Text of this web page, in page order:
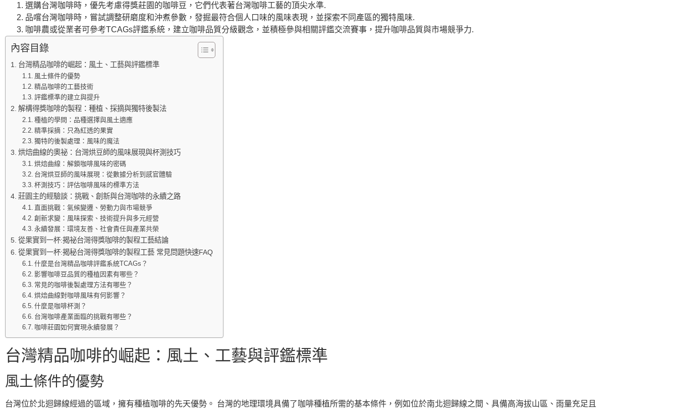
選購台灣咖啡時，優先考慮得獎莊園的咖啡豆，它們代表著台灣咖啡工藝的頂尖水準.
品嚐台灣咖啡時，嘗試調整研磨度和沖煮參數，發掘最符合個人口味的風味表現，並探索不同產區的獨特風味.
咖啡農或從業者可參考TCAGs評鑑系統，建立咖啡品質分級觀念，並積極參與相關評鑑交流賽事，提升咖啡品質與市場競爭力.
內容目錄
台灣精品咖啡的崛起：風土、工藝與評鑑標準
風土條件的優勢
精品咖啡的工藝技術
評鑑標準的建立與提升
解構得獎咖啡的製程：種植、採摘與獨特後製法
種植的學問：品種選擇與風土適應
精準採摘：只為紅透的果實
獨特的後製處理：風味的魔法
烘焙曲線的奧祕：台灣烘豆師的風味展現與杯測技巧
烘焙曲線：解鎖咖啡風味的密碼
台灣烘豆師的風味展現：從數據分析到感官體驗
杯測技巧：評估咖啡風味的標準方法
莊園主的經驗談：挑戰、創新與台灣咖啡的永續之路
直面挑戰：氣候變遷、勞動力與市場競爭
創新求變：風味探索、技術提升與多元經營
永續發展：環境友善、社會責任與產業共榮
從果實到一杯:揭祕台灣得獎咖啡的製程工藝結論
從果實到一杯:揭秘台灣得獎咖啡的製程工藝 常見問題快速FAQ
什麼是台灣精品咖啡評鑑系統TCAGs？
影響咖啡豆品質的種植因素有哪些？
常見的咖啡後製處理方法有哪些？
烘焙曲線對咖啡風味有何影響？
什麼是咖啡杯測？
台灣咖啡產業面臨的挑戰有哪些？
咖啡莊園如何實現永續發展？
台灣精品咖啡的崛起：風土、工藝與評鑑標準
風土條件的優勢
台灣位於北迴歸線經過的區域，擁有種植咖啡的先天優勢。 台灣的地理環境具備了咖啡種植所需的基本條件，例如位於南北迴歸線之間、具備高海拔山區、雨量充足且